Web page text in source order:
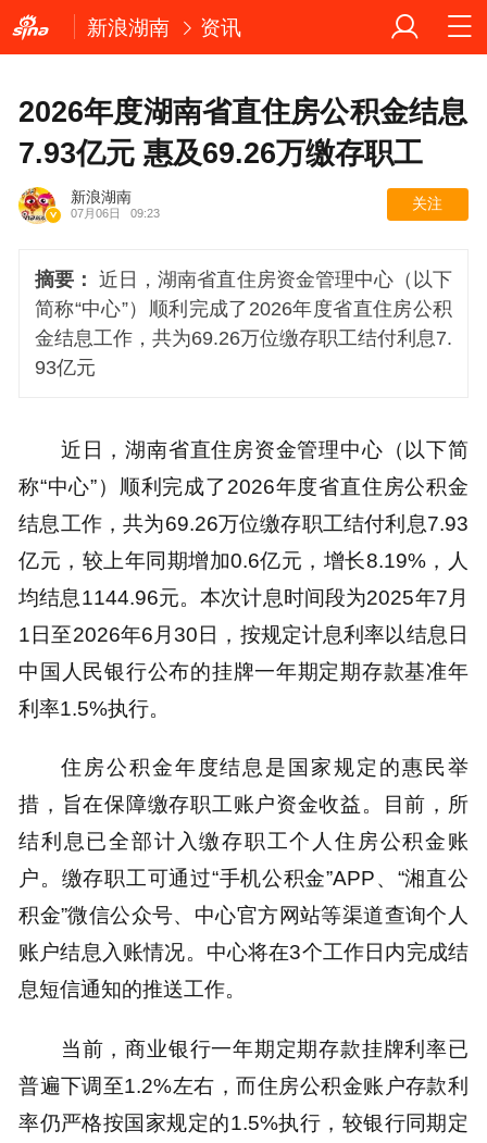
新浪湖南 资讯
2026年度湖南省直住房公积金结息
7.93亿元 惠及69.26万缴存职工
新浪湖南
07月06日 09:23
关注
摘要： 近日，湖南省直住房资金管理中心（以下
简称“中心”）顺利完成了2026年度省直住房公积
金结息工作，共为69.26万位缴存职工结付利息7.
93亿元
近日，湖南省直住房资金管理中心（以下简
称“中心”）顺利完成了2026年度省直住房公积金
结息工作，共为69.26万位缴存职工结付利息7.93
亿元，较上年同期增加0.6亿元，增长8.19%，人
均结息1144.96元。本次计息时间段为2025年7月
1日至2026年6月30日，按规定计息利率以结息日
中国人民银行公布的挂牌一年期定期存款基准年
利率1.5%执行。
住房公积金年度结息是国家规定的惠民举
措，旨在保障缴存职工账户资金收益。目前，所
结利息已全部计入缴存职工个人住房公积金账
户。缴存职工可通过“手机公积金”APP、“湘直公
积金”微信公众号、中心官方网站等渠道查询个人
账户结息入账情况。中心将在3个工作日内完成结
息短信通知的推送工作。
当前，商业银行一年期定期存款挂牌利率已
普遍下调至1.2%左右，而住房公积金账户存款利
率仍严格按国家规定的1.5%执行，较银行同期定